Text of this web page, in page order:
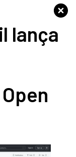
lança